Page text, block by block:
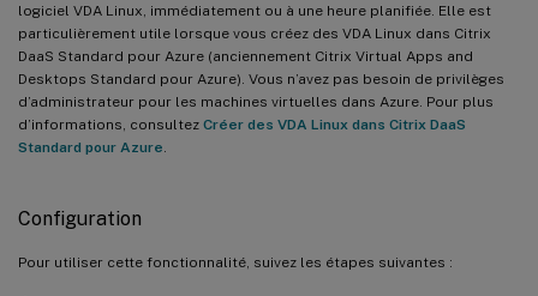
logiciel VDA Linux, immédiatement ou à une heure planifiée. Elle est
particulièrement utile lorsque vous créez des VDA Linux dans Citrix
DaaS Standard pour Azure (anciennement Citrix Virtual Apps and
Desktops Standard pour Azure). Vous n’avez pas besoin de privilèges
d’administrateur pour les machines virtuelles dans Azure. Pour plus
d’informations, consultez Créer des VDA Linux dans Citrix DaaS
Standard pour Azure
Configuration
Pour utiliser cette fonctionnalité, suivez les étapes suivantes :